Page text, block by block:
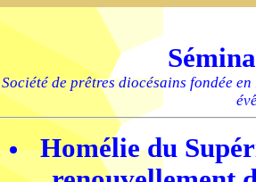
Société de prêtres diocésains fondée
Homélie du